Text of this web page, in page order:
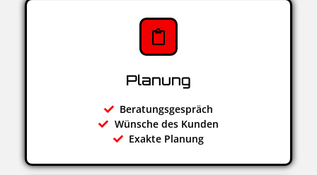
Planung
Beratungsgespräch
Wünsche des Kunden
Exakte Planung